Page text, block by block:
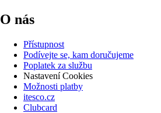
O nás
Přístupnost
Podívejte se, kam doručujeme
Poplatek za službu
Nastavení Cookies
Možnosti platby
itesco.cz
Clubcard